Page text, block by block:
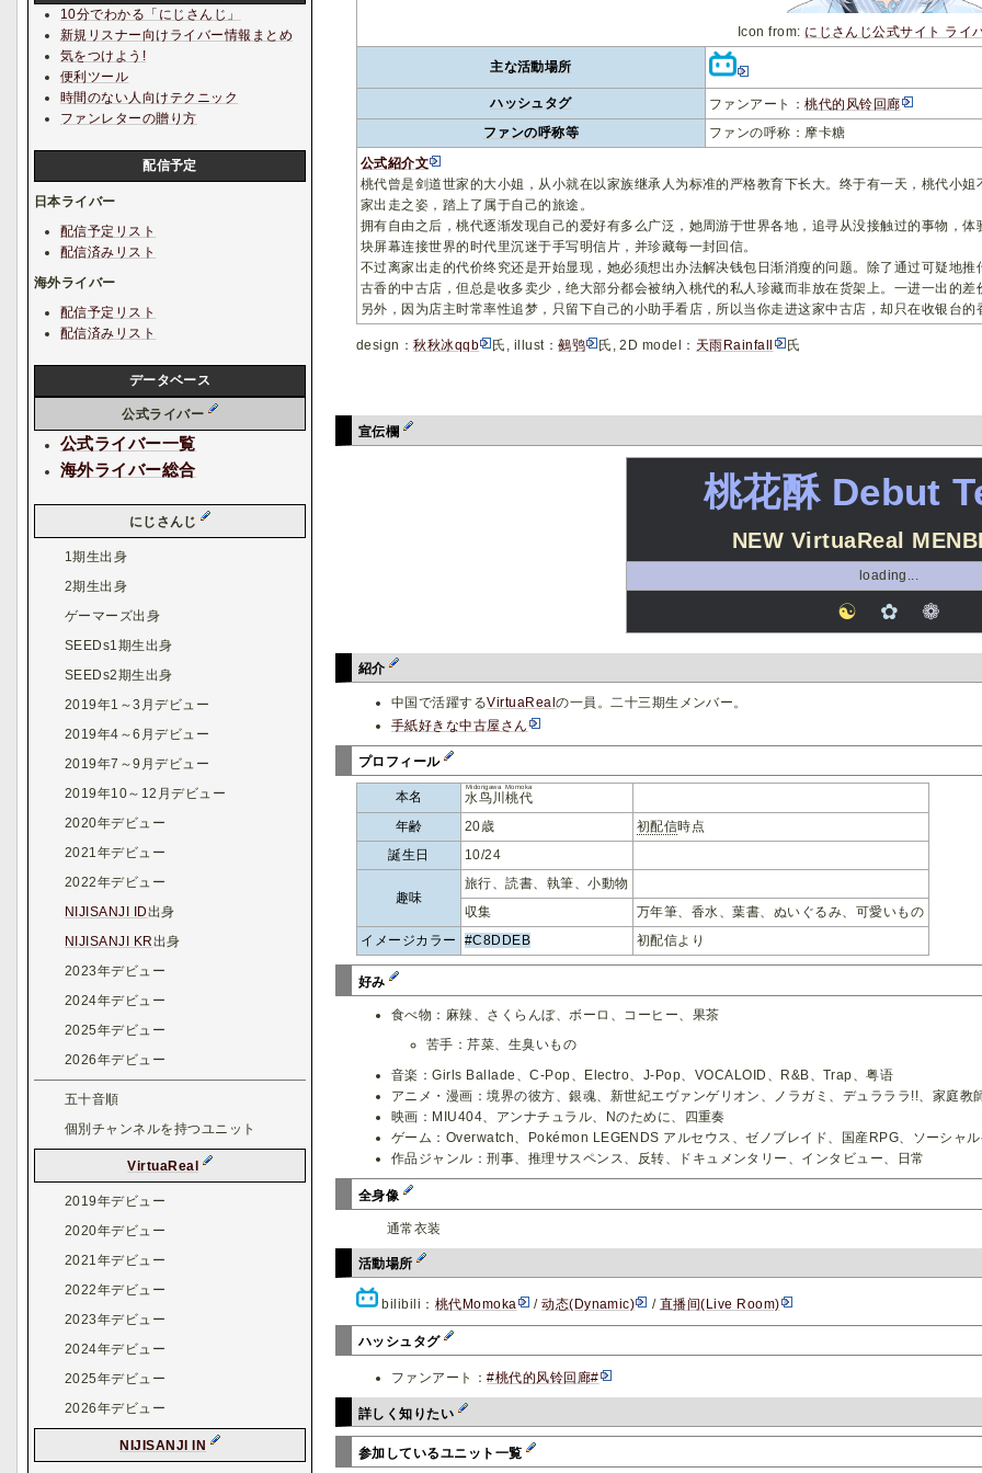
Icon from: にじさんじ公式サイト ライ
主な活動場所
ハッシュタグ ファンアート：桃代的风铃回廊
ファンの呼称等
ファンの呼称：摩卡糖
公式紹介文
桃代曾是剑道世家的大小姐，从小就在以家族继承人为标准的严格教育下长大。终于有一天，桃代小
家出走之姿，踏上了属于自己的旅途。
拥有自由之后，桃代逐渐发现自己的爱好有多么广泛，她周游于世界各地，追寻从没接触过的事物，
块屏幕连接世界的时代里沉迷于手写明信片，并珍藏每一封回信。
不过离家出走的代价终究还是开始显现，她必须想出办法解决钱包日渐消瘦的问题。除了通过可疑地
古香的中古店，但总是收多卖少，绝大部分都会被纳入桃代的私人珍藏而非放在货架上。一进一出的
另外，因为店主时常率性追梦，只留下自己的小助手看店，所以当你走进这家中古店，却只在收银台
design：秋秋冰qqb 氏, illust：鵺鸮 氏, 2D model： 天雨Rainfall 氏
宣伝欄
桃花酥 Debut
NEW VirtuaReal
loading...
☯ ✿ ❁
紹介
中国で活躍するVirtuaRealの一員。二十三期生メンバー。
手紙好きな中古屋さん
プロフィール
本名 水鸟川桃代
Midorigawa Momoka
年齢 20歳 初配信時点
誕生日
10/24
趣味
旅行、読書、執筆、小動物
収集
万年筆、香水、葉書、ぬいぐるみ、可愛いもの
イメージカラー
#C8DDEB 初配信より
好み
食べ物：麻辣、さくらんぼ、ボーロ、コーヒー、果茶
苦手：芹菜、生臭いもの
音楽：Girls Ballade、C-Pop、Electro、J-Pop、VOCALOID、R&B、Trap、粤语
アニメ・漫画：境界の彼方、銀魂、新世紀エヴァンゲリオン、ノラガミ、デュラララ!!、家庭教
映画：MIU404、アンナチュラル、Nのために、四重奏
ゲーム：Overwatch、Pokémon LEGENDS アルセウス、ゼノブレイド、国産RPG、ソーシャ
作品ジャンル：刑事、推理サスペンス、反转、ドキュメンタリー、インタビュー、日常
全身像
通常衣装
活動場所
bilibili： 桃代Momoka /动态(Dynamic) / 直播间(Live Room)
ハッシュタグ
ファンアート：#桃代的风铃回廊#
詳しく知りたい
参加しているユニット一覧
10分でわかる「にじさんじ」
新規リスナー向けライバー情報まとめ
気をつけよう!
便利ツール
時間のない人向けテクニック
ファンレターの贈り方
配信予定
日本ライバー
配信予定リスト
配信済みリスト
海外ライバー
配信予定リスト
配信済みリスト
データベース
公式ライバー
公式ライバー一覧
海外ライバー総合
にじさんじ
1期生出身
2期生出身
ゲーマーズ出身
SEEDs1期生出身
SEEDs2期生出身
2019年1～3月デビュー
2019年4～6月デビュー
2019年7～9月デビュー
2019年10～12月デビュー
2020年デビュー
2021年デビュー
2022年デビュー
NIJISANJI ID出身
NIJISANJI KR出身
2023年デビュー
2024年デビュー
2025年デビュー
2026年デビュー
五十音順
個別チャンネルを持つユニット
VirtuaReal
2019年デビュー
2020年デビュー
2021年デビュー
2022年デビュー
2023年デビュー
2024年デビュー
2025年デビュー
2026年デビュー
NIJISANJI IN